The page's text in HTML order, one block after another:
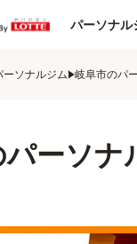
パーソナル
ーソナルジム 岐阜市のパ
パーソ